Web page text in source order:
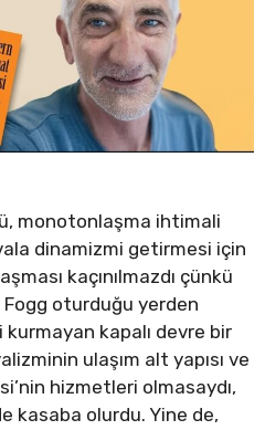
monotonlaşma ihtimali
dinamizmi getirmesi için
kaçınılmazdı çünkü
Fogg oturduğu yerden
kapalı devre bir
ulaşım alt yapısı ve
hizmetleri olmasaydı,
kasaba olurdu. Yine de,